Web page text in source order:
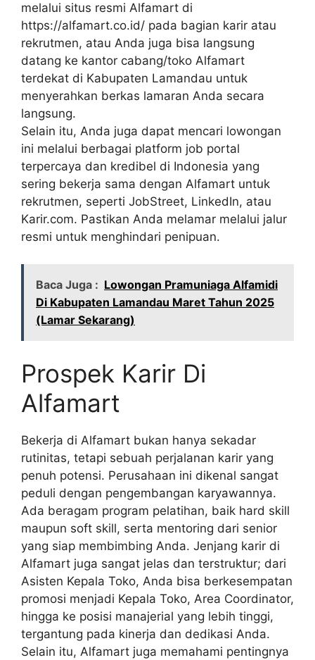
melalui situs resmi Alfamart di
https://alfamart.co.id/ pada bagian karir atau
rekrutmen, atau Anda juga bisa langsung
datang ke kantor cabang/toko Alfamart
terdekat di Kabupaten Lamandau untuk
menyerahkan berkas lamaran Anda secara
langsung.
Selain itu, Anda juga dapat mencari lowongan
ini melalui berbagai platform job portal
terpercaya dan kredibel di Indonesia yang
sering bekerja sama dengan Alfamart untuk
rekrutmen, seperti JobStreet, LinkedIn, atau
Karir.com. Pastikan Anda melamar melalui jalur
resmi untuk menghindari penipuan.
Baca Juga : Lowongan Pramuniaga Alfamidi
Di Kabupaten Lamandau Maret Tahun 2025
(Lamar Sekarang)
Prospek Karir Di
Alfamart
Bekerja di Alfamart bukan hanya sekadar
rutinitas, tetapi sebuah perjalanan karir yang
penuh potensi. Perusahaan ini dikenal sangat
peduli dengan pengembangan karyawannya.
Ada beragam program pelatihan, baik hard skill
maupun soft skill, serta mentoring dari senior
yang siap membimbing Anda. Jenjang karir di
Alfamart juga sangat jelas dan terstruktur; dari
Asisten Kepala Toko, Anda bisa berkesempatan
promosi menjadi Kepala Toko, Area Coordinator,
hingga ke posisi manajerial yang lebih tinggi,
tergantung pada kinerja dan dedikasi Anda.
Selain itu, Alfamart juga memahami pentingnya